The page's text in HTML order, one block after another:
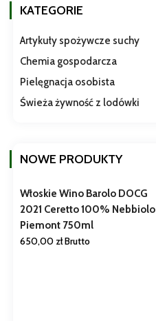
KATEGORIE
Artykuły spożywcze suchy
Chemia gospodarcza
Pielęgnacja osobista
Świeża żywność z lodówki
NOWE PRODUKTY
Włoskie Wino Barolo DOCG
2021 Ceretto 100% Nebbiolo
Piemont 750ml
650,00 złBrutto